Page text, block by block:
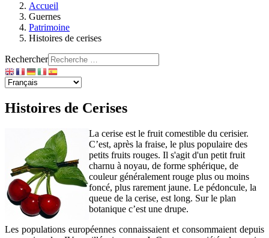
Accueil
Guernes
Patrimoine
Histoires de cerises
Rechercher
Histoires de Cerises
La cerise est le fruit comestible du cerisier.
C’est, après la fraise, le plus populaire des
petits fruits rouges. Il s'agit d'un petit fruit
charnu à noyau, de forme sphérique, de
couleur généralement rouge plus ou moins
foncé, plus rarement jaune. Le pédoncule, la
queue de la cerise, est long. Sur le plan
botanique c’est une drupe.
Les populations européennes connaissaient et consommaient depuis